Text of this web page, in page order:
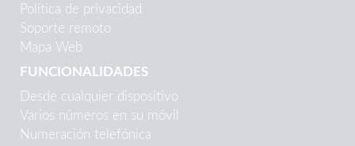
Política de privacidad
Soporte remoto
Mapa Web
FUNCIONALIDADES
Desde cualquier dispositivo
Varios números en su móvil
Numeración telefónica